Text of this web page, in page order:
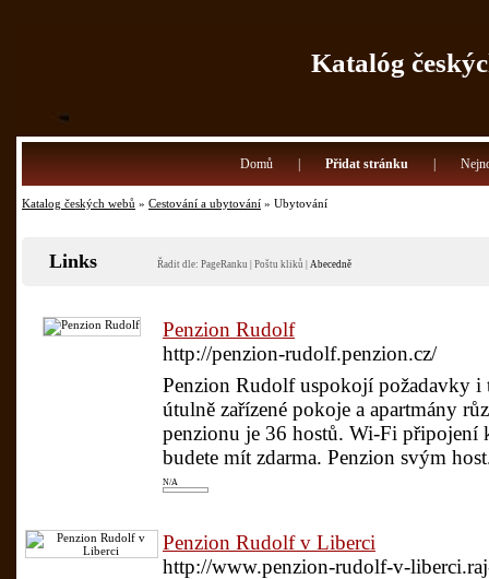
Katalóg
Domů Přidat stránku
Katalog českých webů » Cestování a ubytování » Ubytování
Links Řadit dle: PageRanku Poštu kliků Abecedně
Penzion Rudolf
http://penzion-rudolf.penzion.cz/
Penzion Rudolf uspokojí požadavky i
útulně zařízené pokoje a apartmány
penzionu je 36 hostů. Wi-Fi připojení
budete mít zdarma. Penzion svým
N/A
Penzion Rudolf v Liberci
http://www.penzion-rudolf-v-